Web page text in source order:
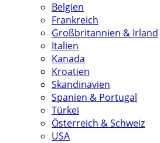
Belgien
Frankreich
Großbritannien & Irland
Italien
Kanada
Kroatien
Skandinavien
Spanien & Portugal
Türkei
Österreich & Schweiz
USA